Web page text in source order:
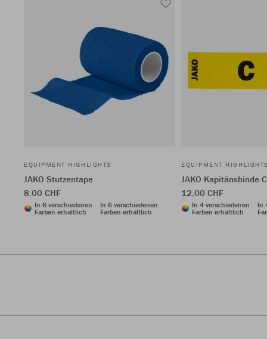
EQUIPMENT HIGHLIGHTS
JAKO Stutzentape
8,00 CHF
In 6 verschiedenen
Farben erhältlich
In 6 verschiedenen
Farben erhältlich
EQUIPMENT
JAKO Kapitänsbinde
12,00 CHF
In 4 verschiedenen
Farben erhältlich
In